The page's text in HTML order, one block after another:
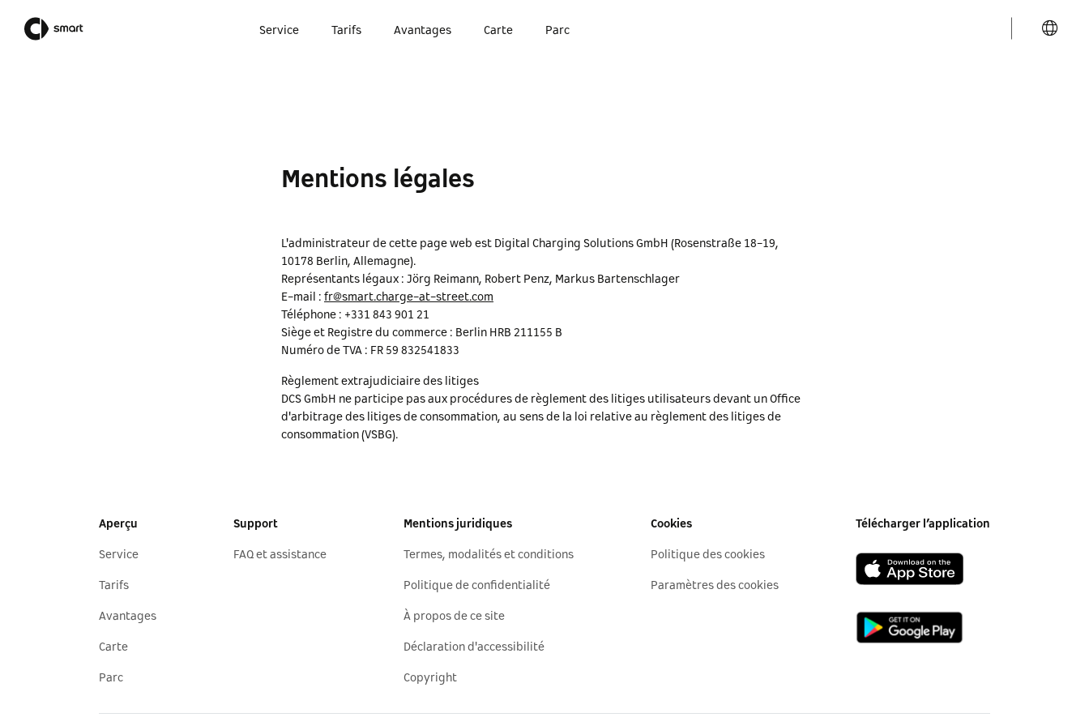
Service Tarifs Avantages Carte Parc
Mentions légales
L'administrateur de cette page web est Digital Charging Solutions GmbH (Rosenstraße 18-19,
10178 Berlin, Allemagne).
Représentants légaux : Jörg Reimann, Robert Penz, Markus Bartenschlager
E-mail : fr@smart.charge-at-street.com
Téléphone : +331 843 901 21
Siège et Registre du commerce : Berlin HRB 211155 B
Numéro de TVA : FR 59 832541833
Règlement extrajudiciaire des litiges
DCS GmbH ne participe pas aux procédures de règlement des litiges utilisateurs devant un Office
d'arbitrage des litiges de consommation, au sens de la loi relative au règlement des litiges de
consommation (VSBG).
Aperçu
Service
Tarifs
Avantages
Carte
Parc
Support
FAQ et assistance
Mentions juridiques
Termes, modalités et conditions
Politique de confidentialité
À propos de ce site
Déclaration d'accessibilité
Copyright
Cookies
Politique des cookies
Paramètres des cookies
Télécharger l’application